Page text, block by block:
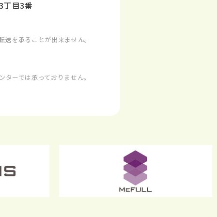
目3番
を承ることが出来ません。
ーでは承っておりません。